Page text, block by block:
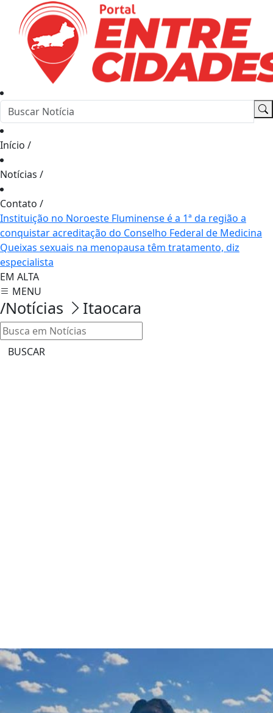
Início /
Notícias /
Contato /
Instituição no Noroeste Fluminense é a 1ª da região a
conquistar acreditação do Conselho Federal de Medicina
Queixas sexuais na menopausa têm tratamento, diz
especialista
EM ALTA
MENU
/Notícias Itaocara
BUSCAR